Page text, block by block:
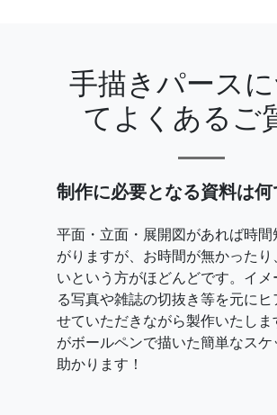
手描きパース
てよくあるご
制作に必要となる資料は
平面・立面・展開図があれば時間
がりますが、お時間が無かったり
いという方がほどんどです。イメ
る写真や雑誌の切抜き等を元にヒ
せていただきながら製作いたしま
がボールペンで描いた簡単なスケ
助かります！